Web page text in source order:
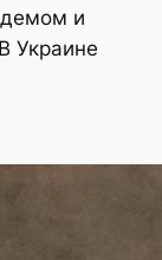
и
Украине